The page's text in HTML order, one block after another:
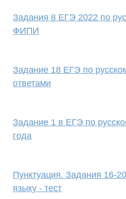
Задания 8 ЕГЭ 2022 по
ФИПИ
Задание 18 ЕГЭ по
ответами
Задание 1 в ЕГЭ по
года
Пунктуация. Задания 16-
языку - тест